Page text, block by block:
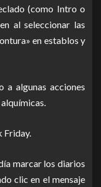
(como Intro o
al seleccionar las
en establos y
a algunas acciones
Friday.
marcar los diarios
clic en el mensaje